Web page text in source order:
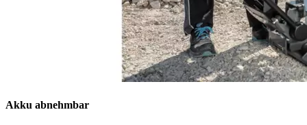
Akku abnehmbar